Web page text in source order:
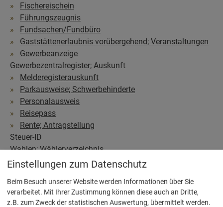
Fischereischein
Führungszeugnis
Fundsachen/Fundbüro
Gaststättenerlaubnis vorübergehend; Veranstaltungen
Gewerbeanzeige
Gewerbezentralregister; Auskunft
Melderegisterauskunft
Parkausweise; Schwerbehinderte
Personalausweis
Reisepass
Rente; Antragstellung
Steuer-ID
Wahlen; Wählerverzeichnis
Zweitwohnsitz
Einstellungen zum Datenschutz
Beim Besuch unserer Website werden Informationen über Sie
verarbeitet. Mit Ihrer Zustimmung können diese auch an Dritte,
z.B. zum Zweck der statistischen Auswertung, übermittelt werden.